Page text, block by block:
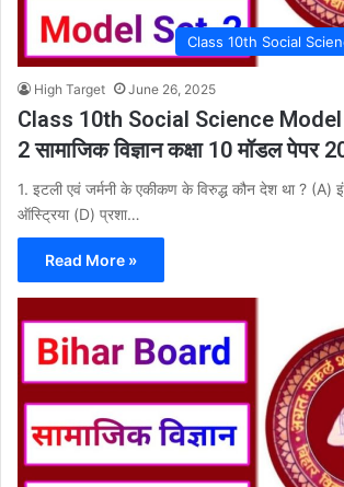
Class 10th Social
High Target June 26, 2025
Class 10th Social Science
2 सामाजिक विज्ञान कक्षा 10 मॉडल पेपर
1. इटली एवं जर्मनी के एकीकण के विरुद्ध कौन देश था ?
ऑस्ट्रिया (D) प्रशा…
Read More »